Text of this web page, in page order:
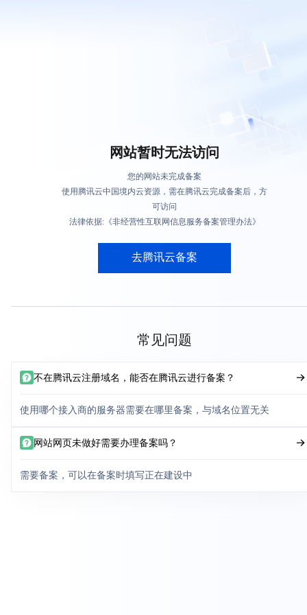
网站暂时无法访问
您的网站未完成备案
使用腾讯云中国境内云资源，需在腾讯云完成备案后，方
可访问
法律依据:《非经营性互联网信息服务备案管理办法》
去腾讯云备案
常见问题
不在腾讯云注册域名，能否在腾讯云进行备案？
使用哪个接入商的服务器需要在哪里备案，与域名位置无关
网站网页未做好需要办理备案吗？
需要备案，可以在备案时填写正在建设中